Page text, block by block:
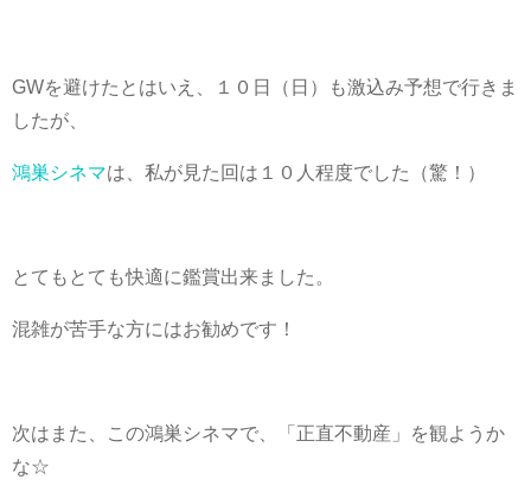
GWを避けたとはいえ、１０日（日）も激込み予想で行きま
したが、
鴻巣シネマは、私が見た回は１０人程度でした（驚！）
とてもとても快適に鑑賞出来ました。
混雑が苦手な方にはお勧めです！
次はまた、この鴻巣シネマで、「正直不動産」を観ようか
な☆